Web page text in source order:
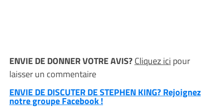
ENVIE DE DONNER VOTRE AVIS?Cliquez ici pour
laisser un commentaire
ENVIE DE DISCUTER DE STEPHEN KING? Rejoignez
notre groupe Facebook !